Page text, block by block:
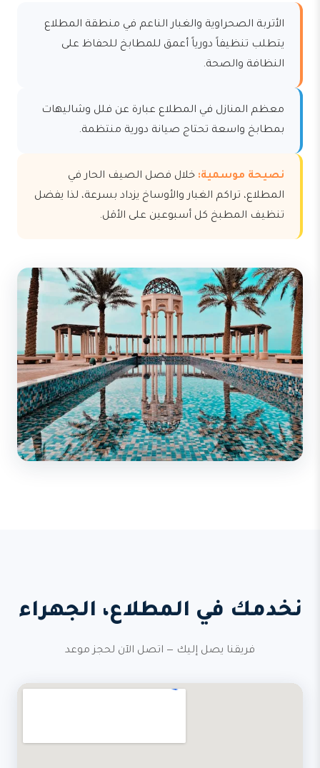
الأتربة الصحراوية والغبار الناعم في منطقة المطلاع
يتطلب تنظيفاً دورياً أعمق للمطابخ للحفاظ على
النظافة والصحة.
معظم المنازل في المطلاع عبارة عن فلل وشاليهات
بمطابخ واسعة تحتاج صيانة دورية منتظمة.
نصيحة موسمية: خلال فصل الصيف الحار في
المطلاع، تراكم الغبار والأوساخ يزداد بسرعة، لذا يفضل
تنظيف المطبخ كل أسبوعين على الأقل.
نخدمك في المطلاع، الجهراء
فريقنا يصل إليك — اتصل الآن لحجز موعد